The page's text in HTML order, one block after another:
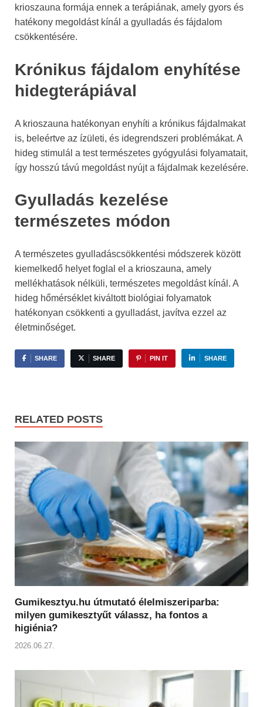
krioszauna formája ennek a terápiának, amely gyors és
hatékony megoldást kínál a gyulladás és fájdalom
csökkentésére.
Krónikus fájdalom enyhítése
hidegterápiával
A krioszauna hatékonyan enyhíti a krónikus fájdalmakat
is, beleértve az ízületi, és idegrendszeri problémákat. A
hideg stimulál a test természetes gyógyulási folyamatait,
így hosszú távú megoldást nyújt a fájdalmak kezelésére.
Gyulladás kezelése
természetes módon
A természetes gyulladáscsökkentési módszerek között
kiemelkedő helyet foglal el a krioszauna, amely
mellékhatások nélküli, természetes megoldást kínál. A
hideg hőmérséklet kiváltott biológiai folyamatok
hatékonyan csökkenti a gyulladást, javítva ezzel az
életminőséget.
SHARE SHARE PIN IT SHARE
RELATED POSTS
Gumikesztyu.hu útmutató élelmiszeriparba:
milyen gumikesztyűt válassz, ha fontos a
higiénia?
2026.06.27.